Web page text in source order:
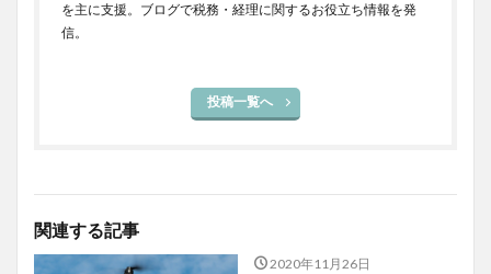
を主に支援。ブログで税務・経理に関するお役立ち情報を発
信。
投稿一覧へ
関連する記事
2020年11月26日